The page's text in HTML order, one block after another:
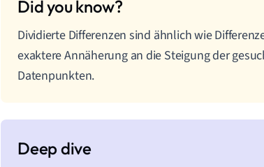
Dividierte Differenzen sind ähnlich wie
exaktere Annäherung an die Steigung der
Datenpunkten.